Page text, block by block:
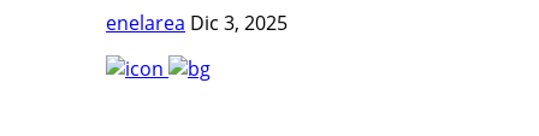
enelarea Dic 3, 2025